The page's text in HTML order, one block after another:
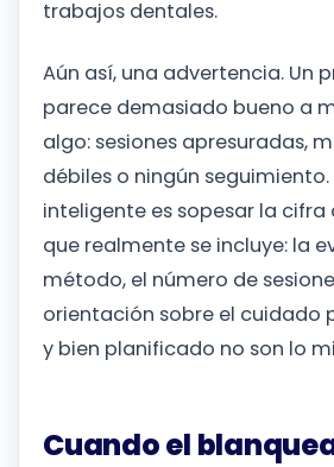
trabajos dentales.
Aún así, una advertencia. Un
parece demasiado bueno a
algo: sesiones apresuradas,
débiles o ningún
inteligente es sopesar la
que realmente se incluye: la
método, el número de
orientación sobre el cuidado
y bien planificado no son lo
Cuando el